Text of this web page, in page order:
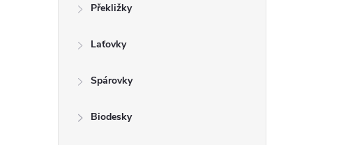
Překližky
Laťovky
Spárovky
Biodesky